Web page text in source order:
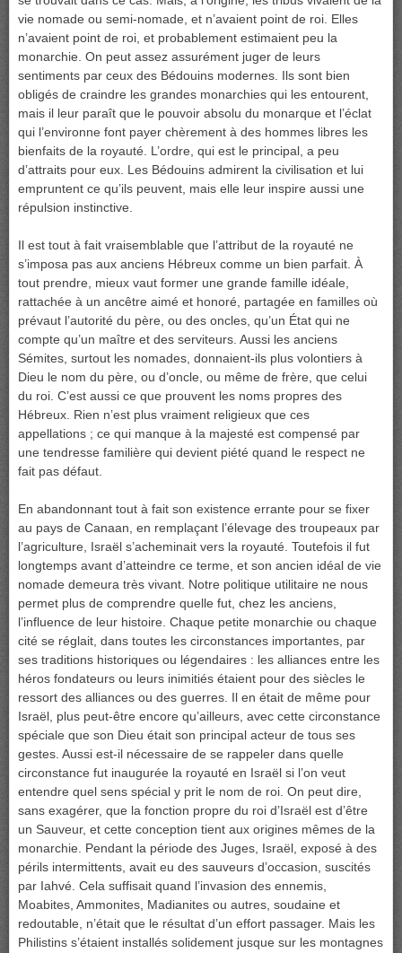
vie nomade ou semi-nomade, et n’avaient point de roi. Elles
n’avaient point de roi, et probablement estimaient peu la
monarchie. On peut assez assurément juger de leurs
sentiments par ceux des Bédouins modernes. Ils sont bien
obligés de craindre les grandes monarchies qui les entourent,
mais il leur paraît que le pouvoir absolu du monarque et l’éclat
qui l’environne font payer chèrement à des hommes libres les
bienfaits de la royauté. L’ordre, qui est le principal, a peu
d’attraits pour eux. Les Bédouins admirent la civilisation et lui
empruntent ce qu’ils peuvent, mais elle leur inspire aussi une
répulsion instinctive.
Il est tout à fait vraisemblable que l’attribut de la royauté ne
s’imposa pas aux anciens Hébreux comme un bien parfait. À
tout prendre, mieux vaut former une grande famille idéale,
rattachée à un ancêtre aimé et honoré, partagée en familles où
prévaut l’autorité du père, ou des oncles, qu’un État qui ne
compte qu’un maître et des serviteurs. Aussi les anciens
Sémites, surtout les nomades, donnaient-ils plus volontiers à
Dieu le nom du père, ou d’oncle, ou même de frère, que celui
du roi. C’est aussi ce que prouvent les noms propres des
Hébreux. Rien n’est plus vraiment religieux que ces
appellations ; ce qui manque à la majesté est compensé par
une tendresse familière qui devient piété quand le respect ne
fait pas défaut.
En abandonnant tout à fait son existence errante pour se fixer
au pays de Canaan, en remplaçant l’élevage des troupeaux par
l’agriculture, Israël s’acheminait vers la royauté. Toutefois il fut
longtemps avant d’atteindre ce terme, et son ancien idéal de vie
nomade demeura très vivant. Notre politique utilitaire ne nous
permet plus de comprendre quelle fut, chez les anciens,
l’influence de leur histoire. Chaque petite monarchie ou chaque
cité se réglait, dans toutes les circonstances importantes, par
ses traditions historiques ou légendaires : les alliances entre les
héros fondateurs ou leurs inimitiés étaient pour des siècles le
ressort des alliances ou des guerres. Il en était de même pour
Israël, plus peut-être encore qu’ailleurs, avec cette circonstance
spéciale que son Dieu était son principal acteur de tous ses
gestes. Aussi est-il nécessaire de se rappeler dans quelle
circonstance fut inaugurée la royauté en Israël si l’on veut
entendre quel sens spécial y prit le nom de roi. On peut dire,
sans exagérer, que la fonction propre du roi d’Israël est d’être
un Sauveur, et cette conception tient aux origines mêmes de la
monarchie. Pendant la période des Juges, Israël, exposé à des
périls intermittents, avait eu des sauveurs d’occasion, suscités
par Iahvé. Cela suffisait quand l’invasion des ennemis,
Moabites, Ammonites, Madianites ou autres, soudaine et
redoutable, n’était que le résultat d’un effort passager. Mais les
Philistins s’étaient installés solidement jusque sur les montagnes